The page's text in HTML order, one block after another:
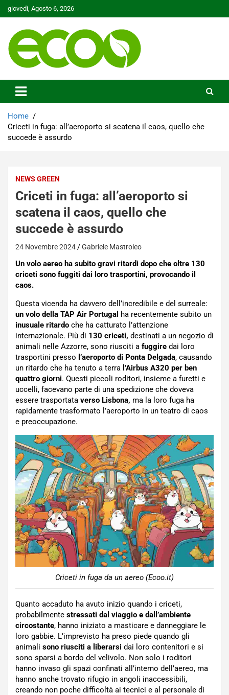
Skip
to
giovedì, Agosto 6, 2026
Ecoo.it
Home
Criceti in fuga: all’aeroporto si scatena il caos, quello che
succede è assurdo
NEWS GREEN
Criceti in fuga: all’aeroporto si
scatena il caos, quello che
succede è assurdo
24 Novembre 2024 Gabriele Mastroleo
Un volo aereo ha subito gravi ritardi dopo che oltre 130
criceti sono fuggiti dai loro trasportini, provocando il
caos.
Questa vicenda ha davvero dell’incredibile e del surreale:
un volo della TAP Air Portugal ha recentemente subito un
inusuale ritardo che ha catturato l’attenzione
internazionale. Più di 130 criceti, destinati a un negozio di
animali nelle Azzorre, sono riusciti a fuggire dai loro
trasportini presso l’aeroporto di Ponta Delgada, causando
un ritardo che ha tenuto a terra l’Airbus A320 per ben
quattro giorni. Questi piccoli roditori, insieme a furetti e
uccelli, facevano parte di una spedizione che doveva
essere trasportata verso Lisbona, ma la loro fuga ha
rapidamente trasformato l’aeroporto in un teatro di caos
e preoccupazione.
Criceti in fuga da un aereo (Ecoo.it)
Quanto accaduto ha avuto inizio quando i criceti,
probabilmente stressati dal viaggio e dall’ambiente
circostante, hanno iniziato a masticare e danneggiare le
loro gabbie. L’imprevisto ha preso piede quando gli
animali sono riusciti a liberarsi dai loro contenitori e si
sono sparsi a bordo del velivolo. Non solo i roditori
hanno invaso gli spazi confinati all’interno dell’aereo, ma
hanno anche trovato rifugio in angoli inaccessibili,
creando non poche difficoltà ai tecnici e al personale di